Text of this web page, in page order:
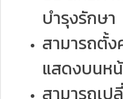
บำรุงรักษา
สามารถตั้ง
แสดงบนห
สามารถเ